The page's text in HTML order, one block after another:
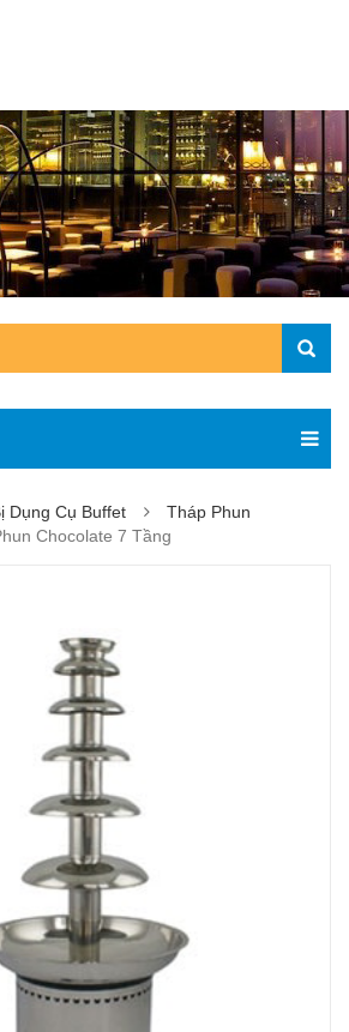
Dụng Cụ Buffet
Tháp Phun
Chocolate 7 Tầng